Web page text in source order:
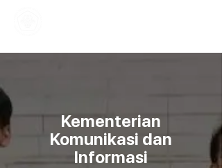
Kementerian
Komunikasi dan
Informasi